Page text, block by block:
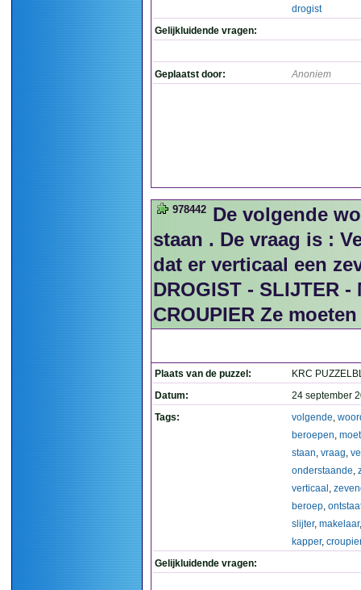
drogist
Gelijkluidende vragen:
Geplaatst door: Anoniem
978442 De volgende
staan . De vraag is :
dat er verticaal een
DROGIST - SLIJTER -
CROUPIER Ze
Plaats van de puzzel:
KRC
Datum:
24 september
Tags:
volgende,
beroepen,
staan, vraag,
onderstaande,
verticaal ,
beroep,
slijter, makelaar
kapper,
Gelijkluidende vragen: